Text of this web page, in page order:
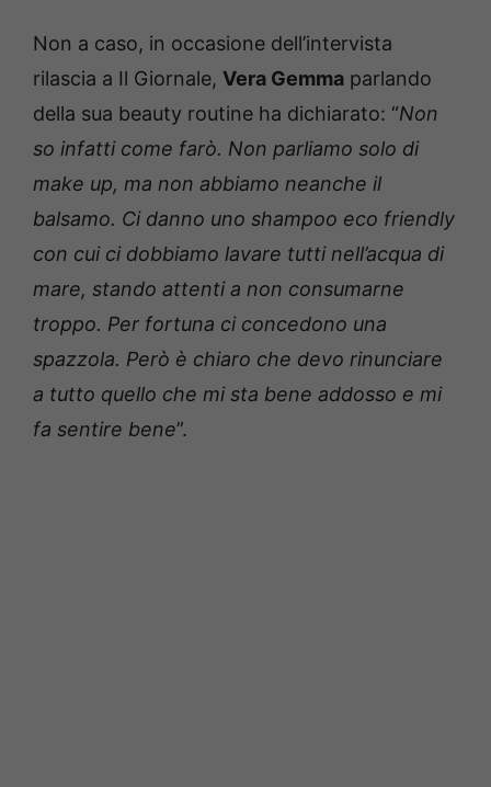
Non a caso, in occasione dell’intervista
rilascia a Il Giornale, Vera Gemma parlando
della sua beauty routine ha dichiarato: “Non
so infatti come farò. Non parliamo solo di
make up, ma non abbiamo neanche il
balsamo. Ci danno uno shampoo eco friendly
con cui ci dobbiamo lavare tutti nell’acqua di
mare, stando attenti a non consumarne
troppo. Per fortuna ci concedono una
spazzola. Però è chiaro che devo rinunciare
a tutto quello che mi sta bene addosso e mi
fa sentire bene”.